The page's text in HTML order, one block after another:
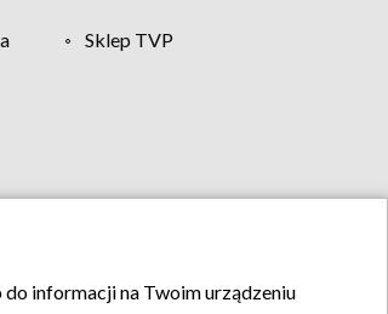
Sklep TVP
informacji na Twoim urządzeniu